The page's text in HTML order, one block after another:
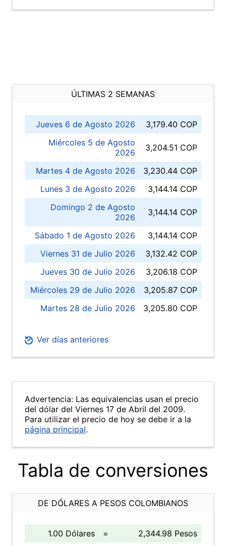
ÚLTIMAS 2 SEMANAS
Jueves 6 de Agosto 2026
3,179.40 COP
Miércoles 5 de Agosto
2026
3,204.51 COP
Martes 4 de Agosto 2026
3,230.44 COP
Lunes 3 de Agosto 2026
3,144.14 COP
Domingo 2 de Agosto
2026
3,144.14 COP
Sábado 1 de Agosto 2026
3,144.14 COP
Viernes 31 de Julio 2026
3,132.42 COP
Jueves 30 de Julio 2026
3,206.18 COP
Miércoles 29 de Julio 2026
3,205.87 COP
Martes 28 de Julio 2026
3,205.80 COP
Ver días anteriores
Advertencia: Las equivalencias usan el precio
del dólar del Viernes 17 de Abril del 2009.
Para utilizar el precio de hoy se debe ir a la
página principal.
Tabla de conversiones
DE DÓLARES A PESOS COLOMBIANOS
1.00 Dólares =
2,344.98 Pesos